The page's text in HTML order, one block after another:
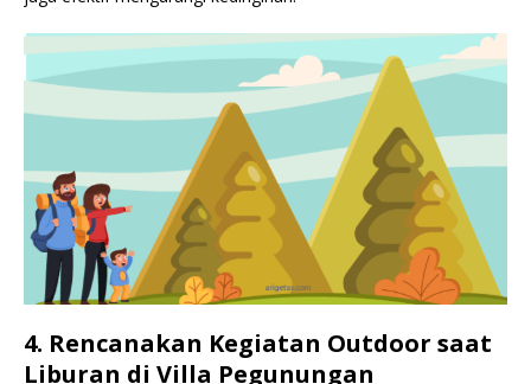
4. Rencanakan Kegiatan Outdoor saat
Liburan di Villa Pegunungan